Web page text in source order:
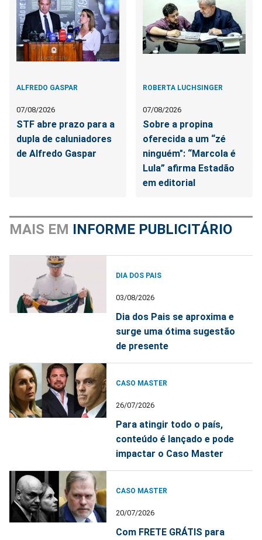
ALFREDO GASPAR
07/08/2026
STF abre prazo para a
dupla de caluniadores
de Alfredo Gaspar
ROBERTA LUCHSINGER
07/08/2026
Sobre a propina
oferecida a um “zé
ninguém": “Marcola é
Lula” afirma Estadão
em editorial
MAIS EM INFORME PUBLICITÁRIO
DIA DOS PAIS
03/08/2026
Dia dos Pais se aproxima e
surge uma ótima sugestão
de presente
CASO MASTER
26/07/2026
Para atingir todo o país,
conteúdo é lançado e pode
impactar o Caso Master
CASO MASTER
20/07/2026
Com FRETE GRÁTIS para